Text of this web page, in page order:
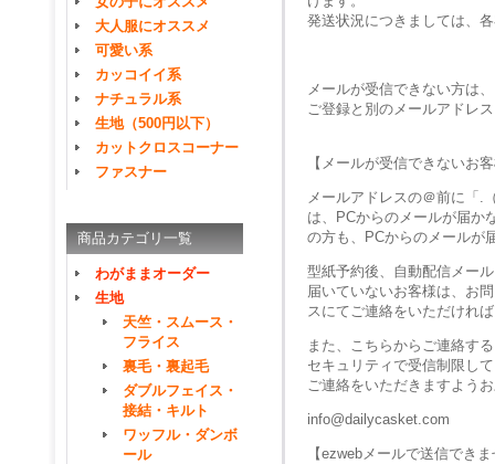
大人服にオススメ
可愛い系
カッコイイ系
ナチュラル系
生地（500円以下）
カットクロスコーナー
ファスナー
商品カテゴリ一覧
わがままオーダー
生地
天竺・スムース・
フライス
裏毛・裏起毛
ダブルフェイス・
接結・キルト
ワッフル・ダンボ
ール
発送状況につきましては、
メールが受信できない方は、
ご登録と別のメールアドレ
【メールが受信できないお
メールアドレスの＠前に「.
は、PCからのメールが届か
の方も、PCからのメールが
型紙予約後、自動配信メー
届いていないお客様は、お
スにてご連絡をいただけれ
また、こちらからご連絡す
セキュリティで受信制限し
ご連絡をいただきますよう
info@dailycasket.com
【ezwebメールで送信でき